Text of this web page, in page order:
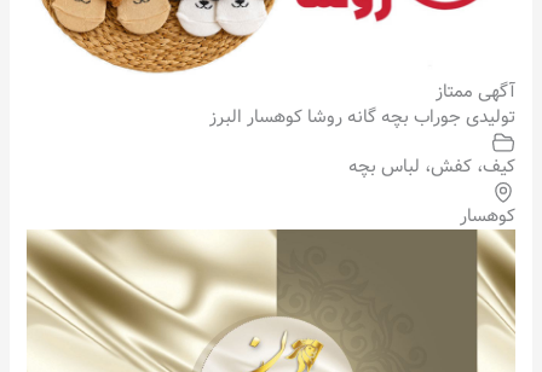
آگهی ممتاز
تولیدی جوراب بچه گانه روشا کوهسار البرز
کیف، کفش، لباس بچه
کوهسار